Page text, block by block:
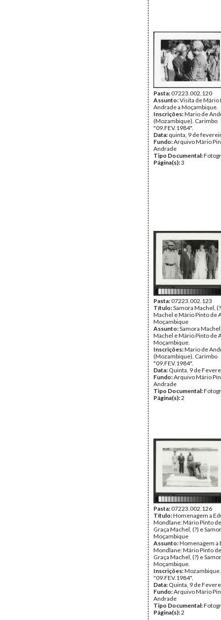
Pasta:07223.002.120
Assunto:Visita de Mário
Andrade a Moçambique.
Inscrições:Mario de
(Mozambique). Carimbo
"09.FEV.1984".
Data: quinta, 9 de
Fundo:Arquivo Mário
Andrade
Tipo Documental:
Página(s):3
Pasta:07223.002.123
Título:Samora Machel,
Machel e Mário Pinto de
Moçambique
Assunto:Samora
Machel e Mário Pinto de
Moçambique.
Inscrições:Mario de
(Mozambique). Carimbo
"09.FEV.1984".
Data: Quinta, 9 de
Fundo:Arquivo Mário
Andrade
Tipo Documental:
Página(s):2
Pasta:07223.002.126
Título:Homenagem a
Mondlane: Mário Pinto
Graça Machel, (?) e
Moçambique
Assunto:Homenagem a
Mondlane: Mário Pinto
Graça Machel, (?) e
Moçambique.
Inscrições:
"09.FEV.1984".
Data: Quinta, 9 de
Fundo:Arquivo Mário
Andrade
Tipo Documental:
Página(s):2